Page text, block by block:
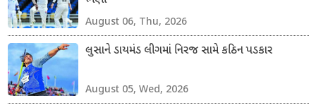
August 06, Thu, 2026
લુસાને ડાયમંડ લીગમાં નિરજ સામે કઠિન પડકાર
August 05, Wed, 2026